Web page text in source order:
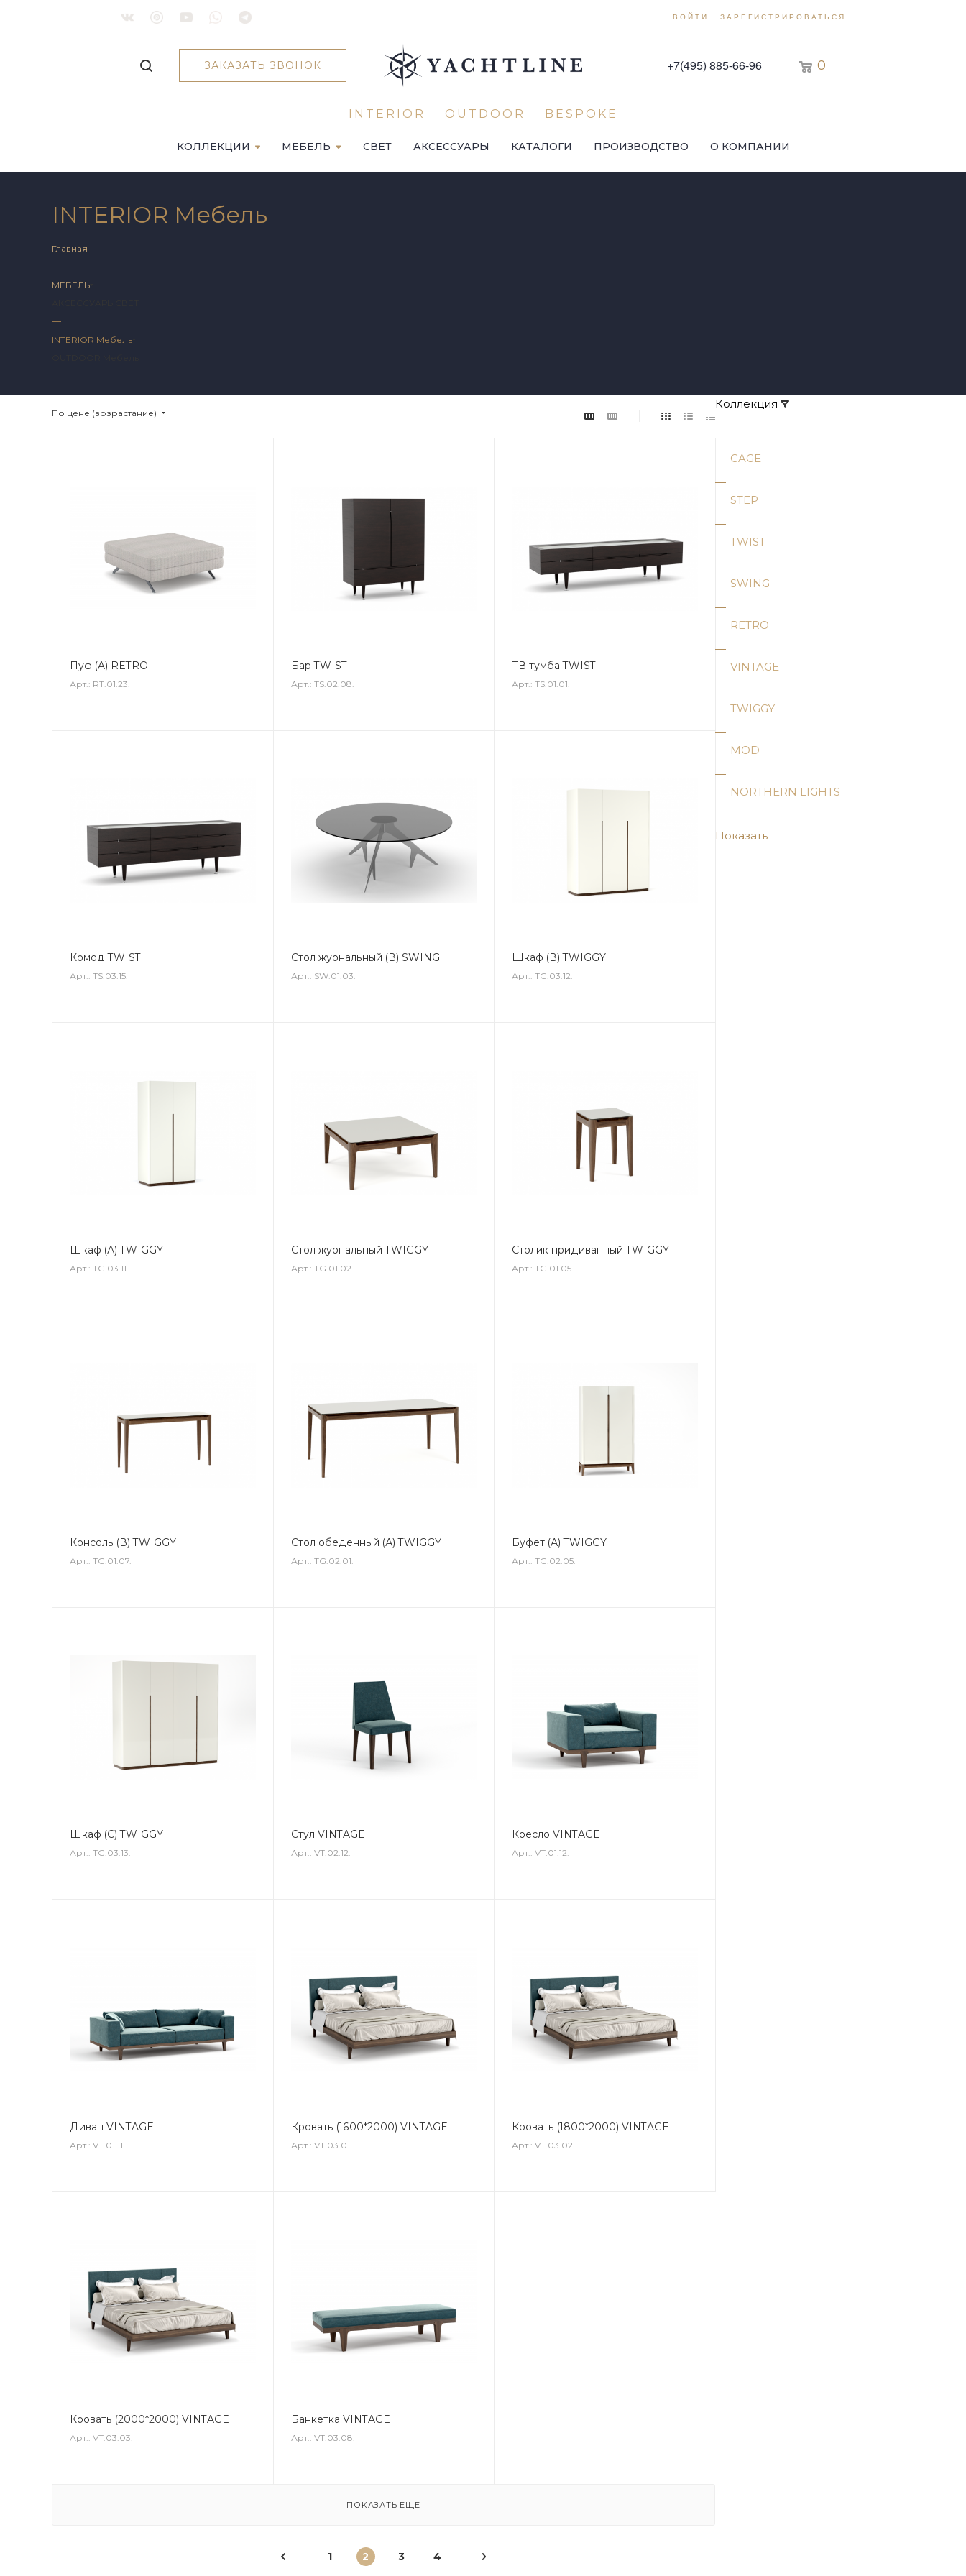
ВОЙТИ | ЗАРЕГИСТРИРОВАТЬСЯ
ЗАКАЗАТЬ ЗВОНОК +7(495) 885-66-96 0
INTERIOR OUTDOOR BESPOKE
КОЛЛЕКЦИИ МЕБЕЛЬ СВЕТ АКСЕССУАРЫ КАТАЛОГИ ПРОИЗВОДСТВО О КОМПАНИИ
INTERIOR Мебель
Главная
—
МЕБЕЛЬ
—
INTERIOR Мебель
По цене (возрастание)
Пуф (A) RETRO
Арт.: RT.01.23.
Бар TWIST
Арт.: TS.02.08.
ТВ тумба TWIST
Арт.: TS.01.01.
Комод TWIST
Арт.: TS.03.15.
Стол журнальный (В) SWING
Арт.: SW.01.03.
Шкаф (В) TWIGGY
Арт.: TG.03.12.
Шкаф (А) TWIGGY
Арт.: TG.03.11.
Стол журнальный TWIGGY
Арт.: TG.01.02.
Столик придиванный TWIGGY
Арт.: TG.01.05.
Консоль (В) TWIGGY
Арт.: TG.01.07.
Стол обеденный (А) TWIGGY
Арт.: TG.02.01.
Буфет (А) TWIGGY
Арт.: TG.02.05.
Шкаф (С) TWIGGY
Арт.: TG.03.13.
Стул VINTAGE
Арт.: VT.02.12.
Кресло VINTAGE
Арт.: VT.01.12.
Диван VINTAGE
Арт.: VT.01.11.
Кровать (1600*2000) VINTAGE
Арт.: VT.03.01.
Кровать (1800*2000) VINTAGE
Арт.: VT.03.02.
Кровать (2000*2000) VINTAGE
Арт.: VT.03.03.
Банкетка VINTAGE
Арт.: VT.03.08.
ПОКАЗАТЬ ЕЩЕ
1 2 3 4
Коллекция
CAGE
STEP
TWIST
SWING
RETRO
VINTAGE
TWIGGY
MOD
NORTHERN LIGHTS
Показать